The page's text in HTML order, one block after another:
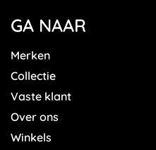
GA NAAR
Merken
Collectie
Vaste klant
Over ons
Winkels